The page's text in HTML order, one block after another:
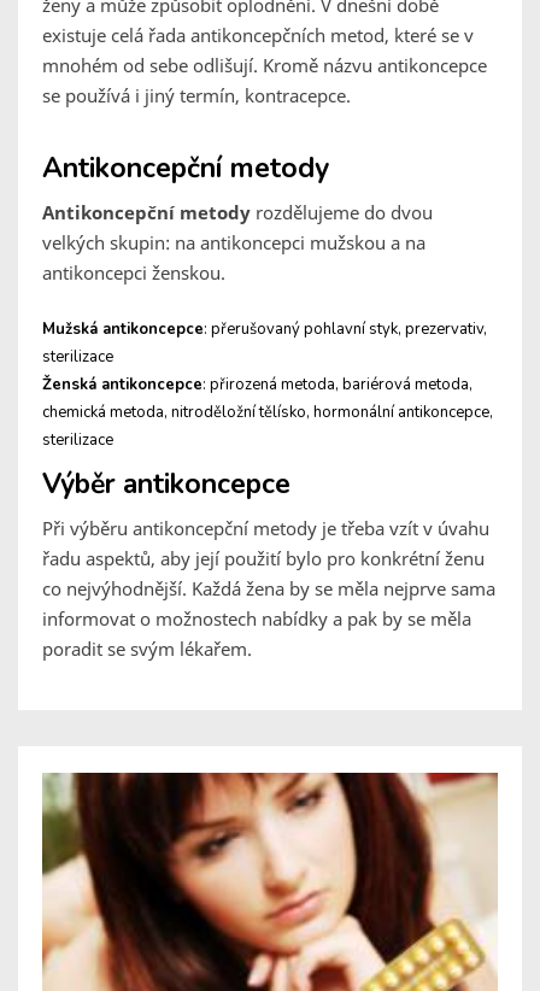
ženy a může způsobit oplodnění. V dnešní době
existuje celá řada antikoncepčních metod, které se v
mnohém od sebe odlišují. Kromě názvu antikoncepce
se používá i jiný termín, kontracepce.
Antikoncepční metody
Antikoncepční metody rozdělujeme do dvou
velkých skupin: na antikoncepci mužskou a na
antikoncepci ženskou.
Mužská antikoncepce: přerušovaný pohlavní styk, prezervativ,
sterilizace
Ženská antikoncepce: přirozená metoda, bariérová metoda,
chemická metoda, nitroděložní tělísko, hormonální antikoncepce,
sterilizace
Výběr antikoncepce
Při výběru antikoncepční metody je třeba vzít v úvahu
řadu aspektů, aby její použití bylo pro konkrétní ženu
co nejvýhodnější. Každá žena by se měla nejprve sama
informovat o možnostech nabídky a pak by se měla
poradit se svým lékařem.